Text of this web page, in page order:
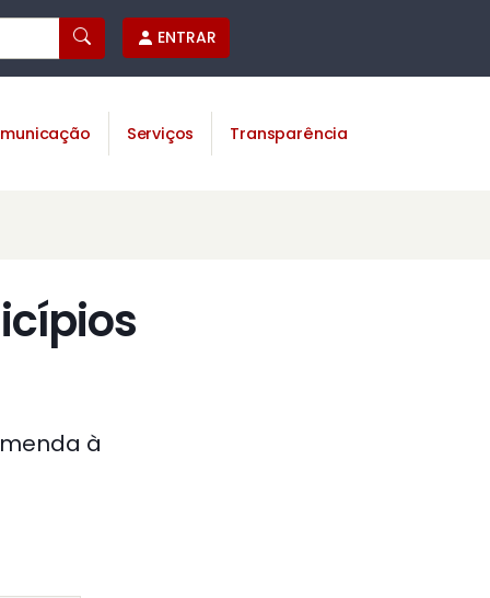
ENTRAR
Serviços Transparência
à